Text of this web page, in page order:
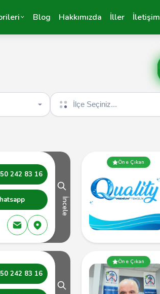
Blog Hakkımızda İller İletişim
İlçe seçin
242 83 16
İncele
Öne Çıkan
242 83 16
Öne Çıkan